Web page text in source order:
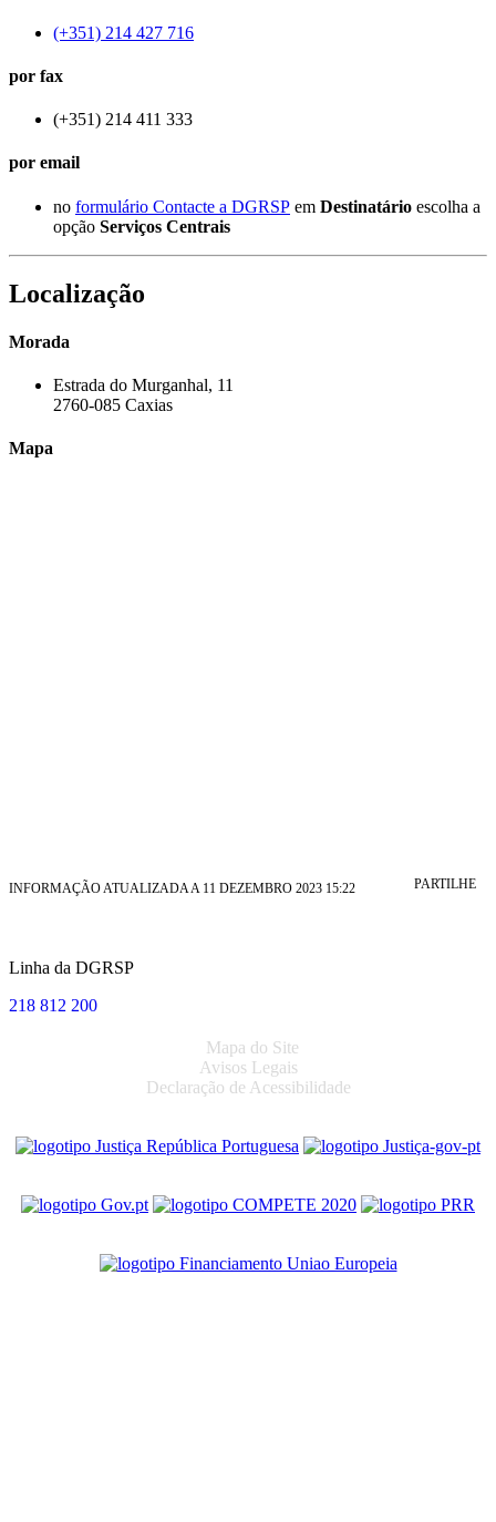
(+351) 214 427 716
por fax
(+351) 214 411 333
por email
no formulário Contacte a DGRSP em Destinatário escolha a
opção Serviços Centrais
Localização
Morada
Estrada do Murganhal, 11
2760-085 Caxias
Mapa
INFORMAÇÃO ATUALIZADA A 11 DEZEMBRO 2023 15:22 PARTILHE
Linha da DGRSP
218 812 200
Mapa do Site
Avisos Legais
Declaração de Acessibilidade